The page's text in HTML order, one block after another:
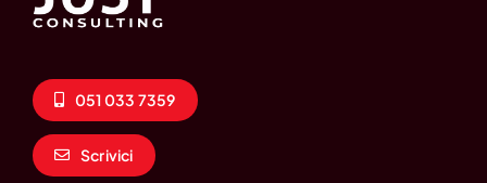
051 033 7359
Scrivici